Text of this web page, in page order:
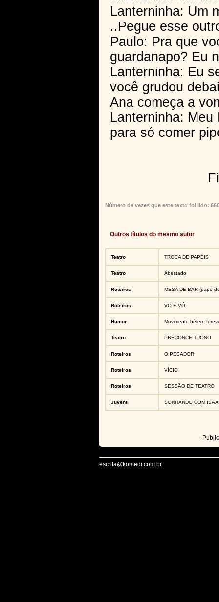
Lanterninha: Um
..Pegue esse
Paulo: Pra que
guardanapo? Eu
Lanterninha: Eu
você grudou
Ana começa a
Lanterninha:
para só comer
Número de vezes que este texto foi lido:
Outros títulos do mesmo autor
Teatro TROCA DE PAPÉIS
Teatro Abestado
Roteiros MESA DE BAR (papo
Roteiros VÓ É VÓ
Humor Movimento hétero
Teatro PRECONCEITUOSO
Roteiros O PECADOR
Roteiros VÍCIO
Roteiros SESSÃO DE TEATRO
Juvenil SONHANDO COM
escrita@komedi.com.br